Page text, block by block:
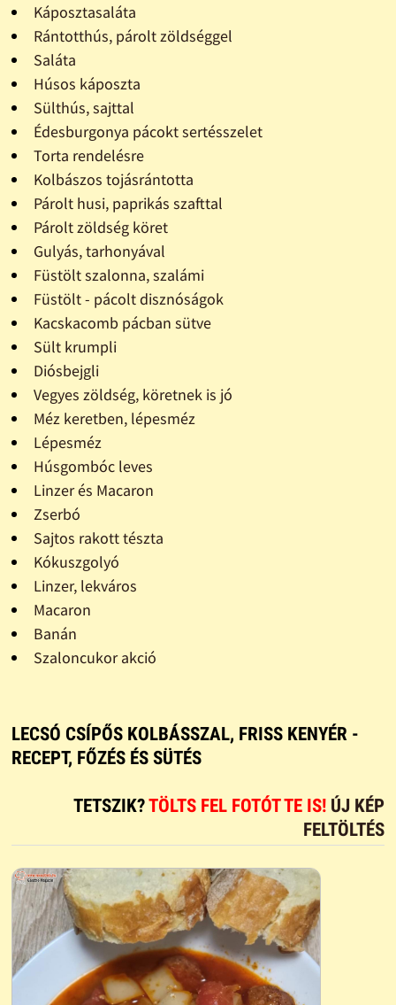
Káposztasaláta
Rántotthús, párolt zöldséggel
Saláta
Húsos káposzta
Sülthús, sajttal
Édesburgonya pácokt sertésszelet
Torta rendelésre
Kolbászos tojásrántotta
Párolt husi, paprikás szafttal
Párolt zöldség köret
Gulyás, tarhonyával
Füstölt szalonna, szalámi
Füstölt - pácolt disznóságok
Kacskacomb pácban sütve
Sült krumpli
Diósbejgli
Vegyes zöldség, köretnek is jó
Méz keretben, lépesméz
Lépesméz
Húsgombóc leves
Linzer és Macaron
Zserbó
Sajtos rakott tészta
Kókuszgolyó
Linzer, lekváros
Macaron
Banán
Szaloncukor akció
LECSÓ CSÍPŐS KOLBÁSSZAL, FRISS KENYÉR -
RECEPT, FŐZÉS ÉS SÜTÉS
TETSZIK?TÖLTS FEL FOTÓT TE IS! ÚJ KÉP
FELTÖLTÉS